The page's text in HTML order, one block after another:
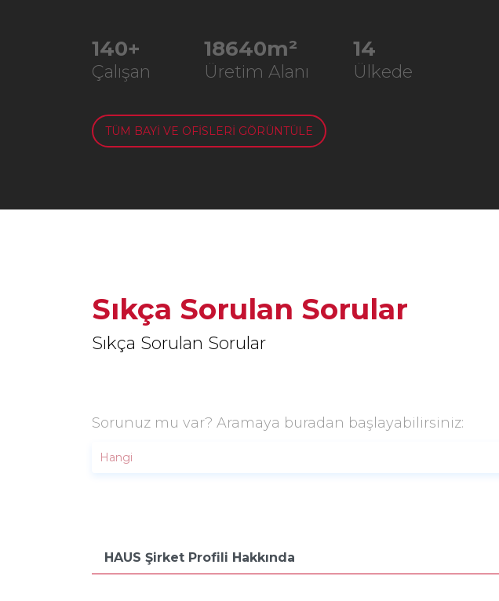
241+
Çalışan
32033m²
Üretim Alanı
23
Ülkede
TÜM BAYİ VE OFİSLERİ GÖRÜNTÜLE
Sıkça Sorulan Sorular
Sıkça Sorulan Sorular
Sorunuz mu var? Aramaya buradan başlayabilirsiniz:
HAUS Şirket Profili Hakkında